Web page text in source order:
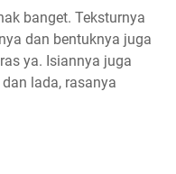
banget. Teksturnya
dan bentuknya juga
ya. Isiannya juga
lada, rasanya